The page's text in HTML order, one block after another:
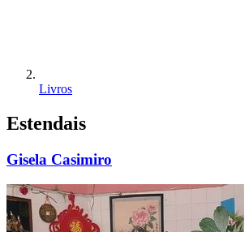
Livros
Estendais
Gisela Casimiro